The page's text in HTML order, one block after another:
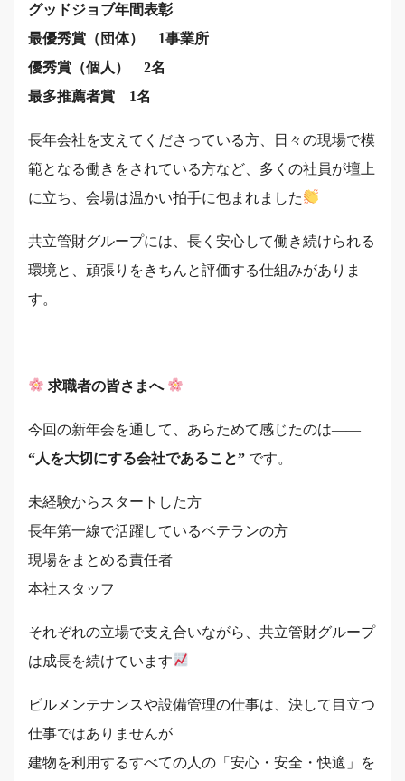
グッドジョブ年間表彰
最優秀賞（団体） 1事業所
優秀賞（個人） 2名
最多推薦者賞 1名
長年会社を支えてくださっている方、日々の現場で模
範となる働きをされている方など、多くの社員が壇上
に立ち、会場は温かい拍手に包まれました
共立管財グループには、長く安心して働き続けられる
環境と、頑張りをきちんと評価する仕組みがありま
す。
求職者の皆さまへ
今回の新年会を通して、あらためて感じたのは――
“人を大切にする会社であること” です。
未経験からスタートした方
長年第一線で活躍しているベテランの方
現場をまとめる責任者
本社スタッフ
それぞれの立場で支え合いながら、共立管財グループ
は成長を続けています
ビルメンテナンスや設備管理の仕事は、決して目立つ
仕事ではありませんが
建物を利用するすべての人の「安心・安全・快適」を